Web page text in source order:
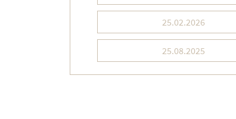
25.02.2026
25.08.2025